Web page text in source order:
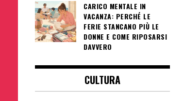
CARICO MENTALE IN
VACANZA: PERCHÉ LE
FERIE STANCANO PIÙ LE
DONNE E COME RIPOSARSI
DAVVERO
CULTURA